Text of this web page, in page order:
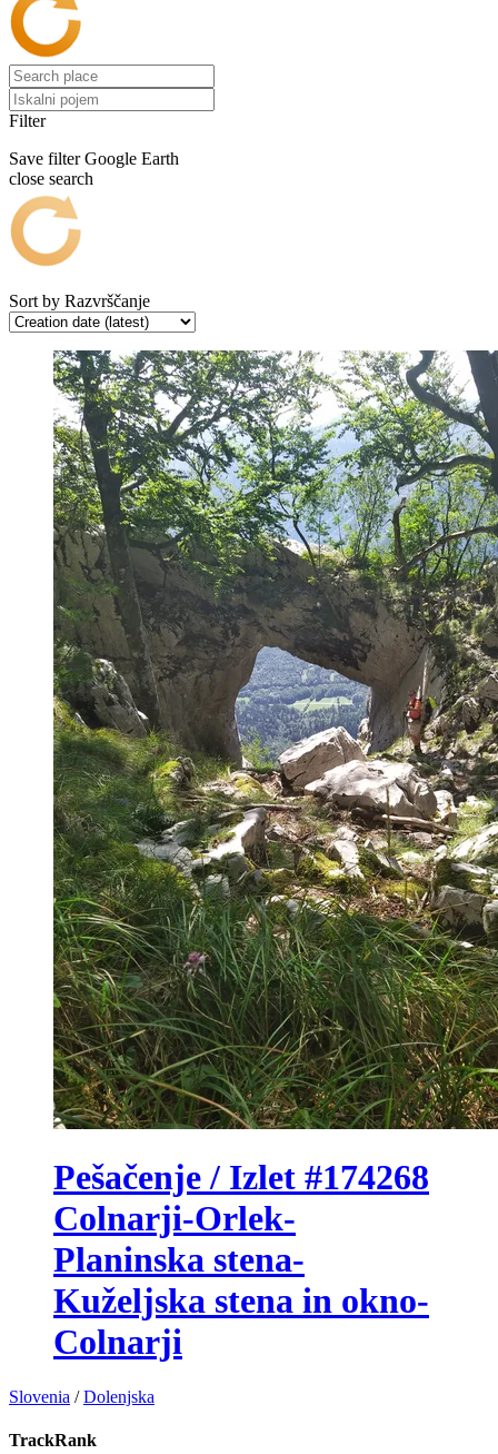
Filter
Save filter Google Earth
close search
Sort by Razvrščanje
Pešačenje / Izlet #174268
Colnarji-Orlek-
Planinska stena-
Kuželjska stena in okno-
Colnarji
Slovenia /Dolenjska
TrackRank